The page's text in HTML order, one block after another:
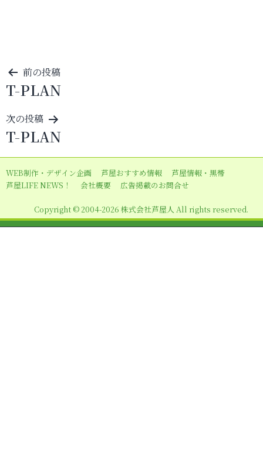
投
稿
ナ
ビ
ゲ
ー
シ
ン
前の投稿
T-PLAN
次の投稿
T-PLAN
WEB制作・デザイン企画 芦屋おすすめ情報
芦屋情報・黒帯
芦屋LIFE NEWS！
会社概要 広告掲載のお問合せ
Copyright © 2004-2026 株式会社芦屋人 All rights reserved.